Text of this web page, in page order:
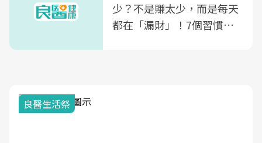
少？不是賺太少，而是每天
都在「漏財」！7個習慣一
良醫生活祭